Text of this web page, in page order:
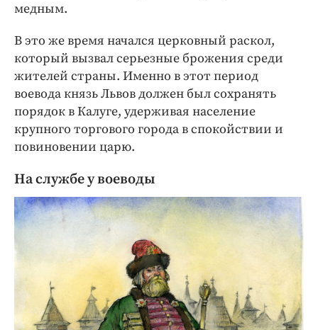
медным.
В это же время начался церковный раскол,
который вызвал серьезные брожения среди
жителей страны. Именно в этот период
воевода князь Львов должен был сохранять
порядок в Калуге, удерживая население
крупного торгового города в спокойствии и
повиновении царю.
На службе у воеводы